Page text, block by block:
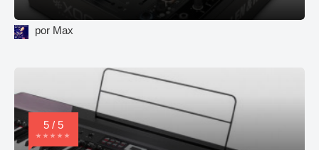
por Max
5 / 5